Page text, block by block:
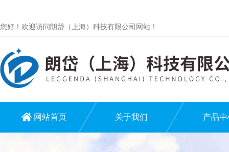
您好！欢迎访问朗岱（上海）科技有限公司网站！
网站首页 关于我们 产品中